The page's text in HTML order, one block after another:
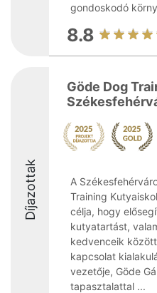
gondoskodó
8.8
Díjazottak
Göde Dog
A
Training
célja, hogy
kutyatartást,
kedvenceik
kapcsolat
vezetője, Göde
tapasztalattal ...